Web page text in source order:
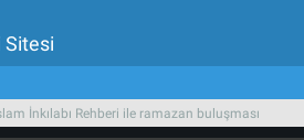
Sitesi
İnkılabı Rehberi ile ramazan buluşması